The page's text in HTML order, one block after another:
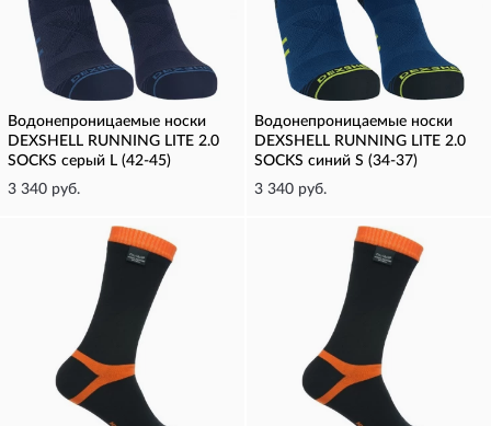
Водонепроницаемые носки
DEXSHELL RUNNING LITE 2.0
SOCKS серый L (42-45)
3 340 руб.
Водонепроницаемые носки
DEXSHELL RUNNING LITE 2.0
SOCKS синий S (34-37)
3 340 руб.